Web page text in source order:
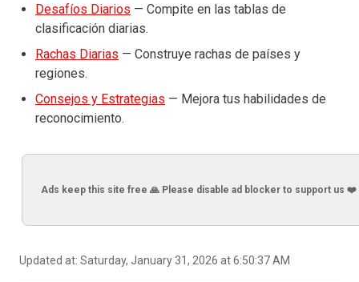
Desafíos Diarios — Compite en las tablas de
clasificación diarias.
Rachas Diarias — Construye rachas de países y
regiones.
Consejos y Estrategias — Mejora tus habilidades de
reconocimiento.
Ads keep this site free 🙏 Please disable ad blocker to support us ❤️
Updated at: Saturday, January 31, 2026 at 6:50:37 AM